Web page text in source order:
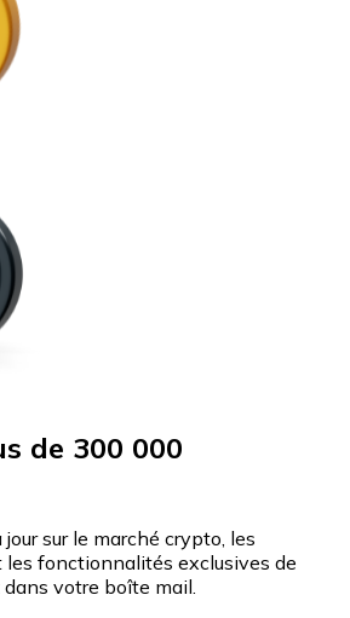
de 300 000
sur le marché crypto, les
les fonctionnalités exclusives de
votre boîte mail.